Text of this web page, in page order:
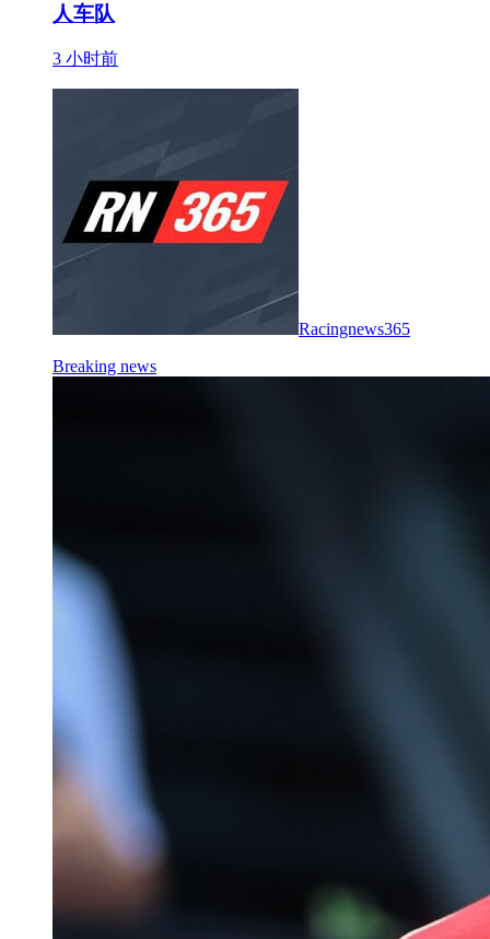
人车队
3 小时前
Racingnews365
Breaking news